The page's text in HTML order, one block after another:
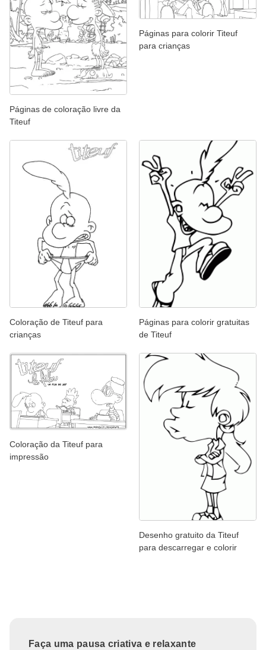
Páginas de coloração livre da
Titeuf
Páginas para colorir Titeuf
para crianças
Coloração de Titeuf para
crianças
Páginas para colorir gratuitas
de Titeuf
Coloração da Titeuf para
impressão
Desenho gratuito da Titeuf
para descarregar e colorir
Faça uma pausa criativa e relaxante